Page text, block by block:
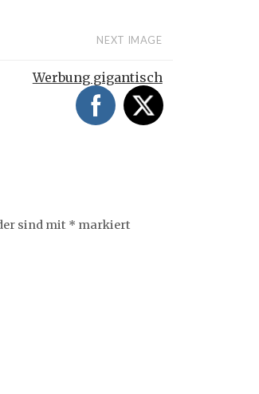
NEXT IMAGE
Werbung gigantisch
sind mit * markiert